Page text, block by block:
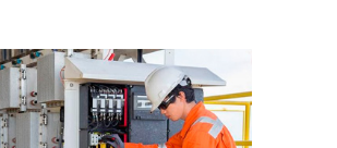
industrial ganha espaço como
competitiva nas empresas
dimensionais dos produtos de
cimentícios com fibra de vidro